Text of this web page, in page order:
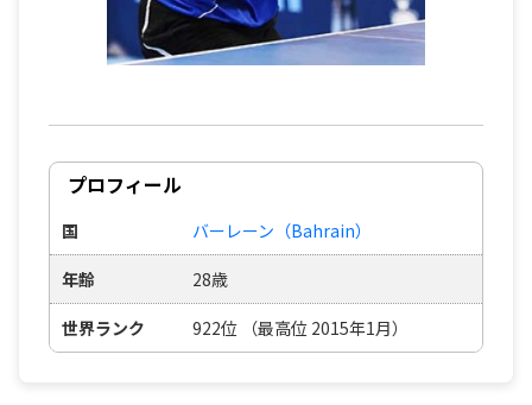
プロフィール
国 バーレーン（Bahrain）
年齢 28歳
世界ランク 922位 （最高位 2015年1月）